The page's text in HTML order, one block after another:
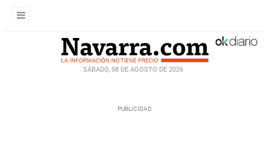
SÁBADO, 08 DE AGOSTO DE 2026